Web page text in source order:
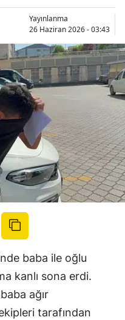
Yayınlanma
26 Haziran 2026 - 03:43
baba ile oğlu
kanlı sona erdi.
ağır
tarafından